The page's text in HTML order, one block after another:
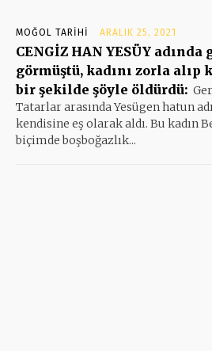
MOĞOL TARIHI ARALIK 25, 2021
CENGİZ HAN YESÜY
görmüştü, kadını zorla alıp
bir şekilde şöyle öldürdü:
Tatarlar arasında Yesügen hatun
kendisine eş olarak aldı. Bu
biçimde boşboğazlık...